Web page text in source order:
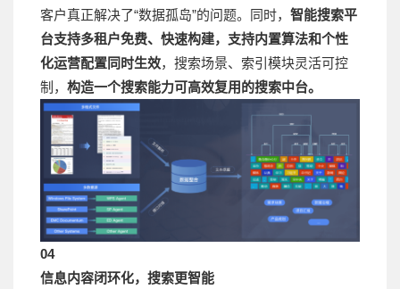
客户真正解决了“数据孤岛”的问题。同时， 智能搜索平
台支持多租户免费、快速构建，支持内置算法和个性
化运营配置同时生效，搜索场景、索引模块灵活可控
制， 构造一个搜索能力可高效复用的搜索中台。
04
信息内容闭环化，搜索更智能